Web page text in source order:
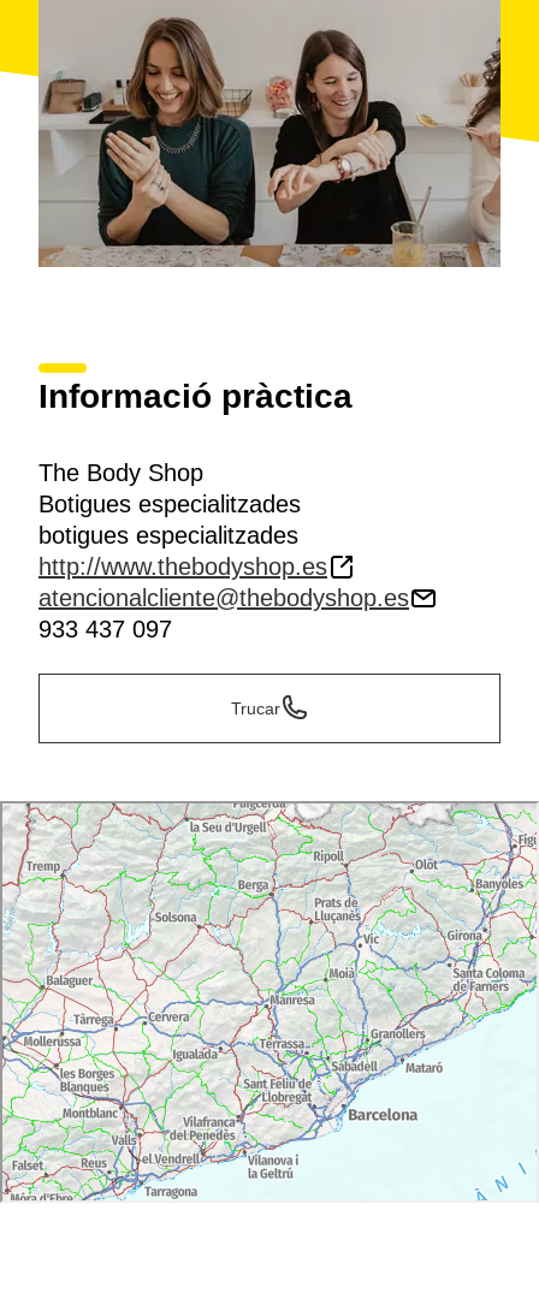
Informació pràctica
The Body Shop
Botigues especialitzades
botigues especialitzades
http://www.thebodyshop.es
atencionalcliente@thebodyshop.es
933 437 097
Trucar